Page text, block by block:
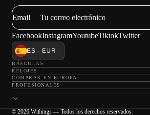
Email
FacebookInstagramYoutubeTiktokTwitter
ES · EUR
BÁSCULAS
RELOJES
COMPRAR EN EUROPA
PROFESIONALES
© 2026 Withings — Todos los derechos reservados.